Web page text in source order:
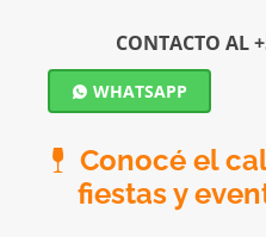
CONTACTO AL
WHATSAPP
Conocé el
fiestas y